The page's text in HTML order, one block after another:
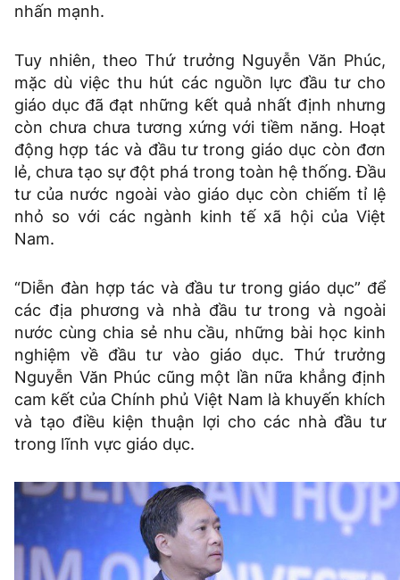
nhấn mạnh.
Tuy nhiên, theo Thứ trưởng Nguyễn Văn Phúc,
mặc dù việc thu hút các nguồn lực đầu tư cho
giáo dục đã đạt những kết quả nhất định nhưng
còn chưa chưa tương xứng với tiềm năng. Hoạt
động hợp tác và đầu tư trong giáo dục còn đơn
lẻ, chưa tạo sự đột phá trong toàn hệ thống. Đầu
tư của nước ngoài vào giáo dục còn chiếm tỉ lệ
nhỏ so với các ngành kinh tế xã hội của Việt
Nam.
“Diễn đàn hợp tác và đầu tư trong giáo dục” để
các địa phương và nhà đầu tư trong và ngoài
nước cùng chia sẻ nhu cầu, những bài học kinh
nghiệm về đầu tư vào giáo dục. Thứ trưởng
Nguyễn Văn Phúc cũng một lần nữa khẳng định
cam kết của Chính phủ Việt Nam là khuyến khích
và tạo điều kiện thuận lợi cho các nhà đầu tư
trong lĩnh vực giáo dục.